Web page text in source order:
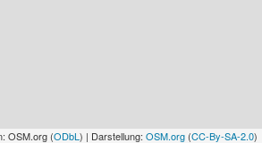
OSM.org (ODbL ) | Darstellung: OSM.org (CC-By-SA-2.0)